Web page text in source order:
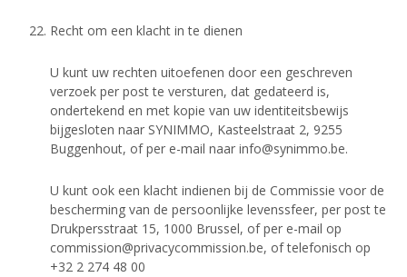
Recht om een klacht in te dienen
U kunt uw rechten uitoefenen door een geschreven
verzoek per post te versturen, dat gedateerd is,
ondertekend en met kopie van uw identiteitsbewijs
bijgesloten naar SYNIMMO, Kasteelstraat 2, 9255
Buggenhout, of per e-mail naar info@synimmo.be.
U kunt ook een klacht indienen bij de Commissie voor de
bescherming van de persoonlijke levenssfeer, per post te
Drukpersstraat 15, 1000 Brussel, of per e-mail op
commission@privacycommission.be, of telefonisch op
+32 2 274 48 00